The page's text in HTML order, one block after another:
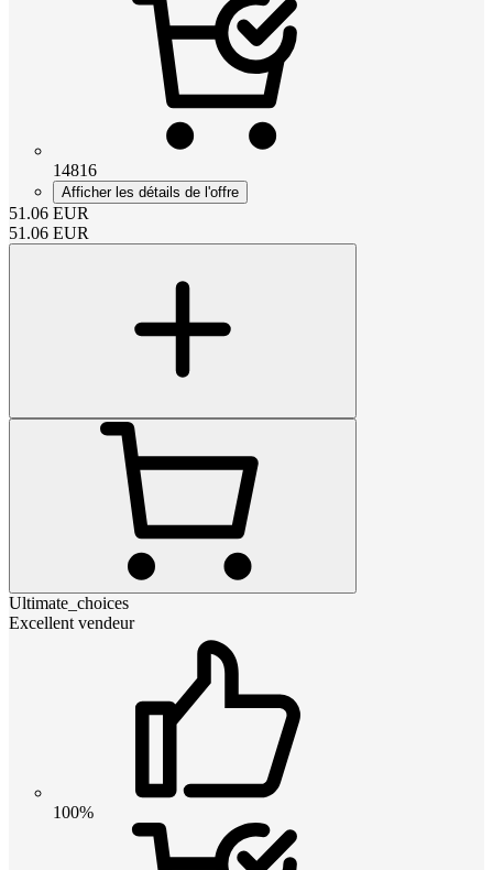
14816
Afficher les détails de l'offre
51.06 EUR
51.06 EUR
Ultimate_choices
Excellent vendeur
100%